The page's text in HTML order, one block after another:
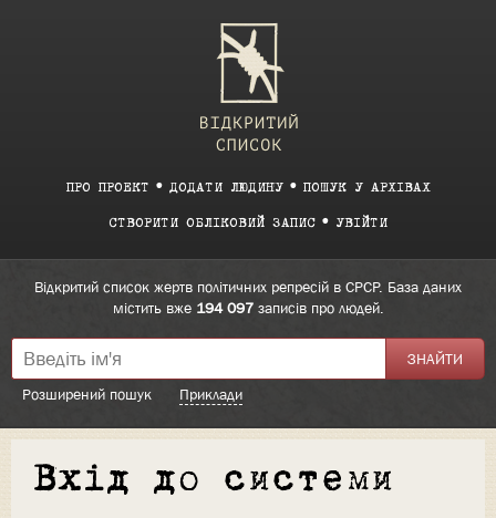
ПРО ПРОЕКТ ДОДАТИ ЛЮДИНУ ПОШУК У АРХІВАХ
СТВОРИТИ ОБЛІКОВИЙ ЗАПИС УВІЙТИ
Відкритий список жертв політичних репресій в СРСР. База даних
містить вже 194 097записів про людей.
Розширений пошук Приклади
Вхід до системи